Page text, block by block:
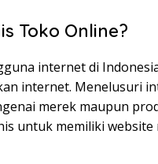
Toko Online?
internet di
internet. Menelusuri
merek maupun
untuk memiliki website